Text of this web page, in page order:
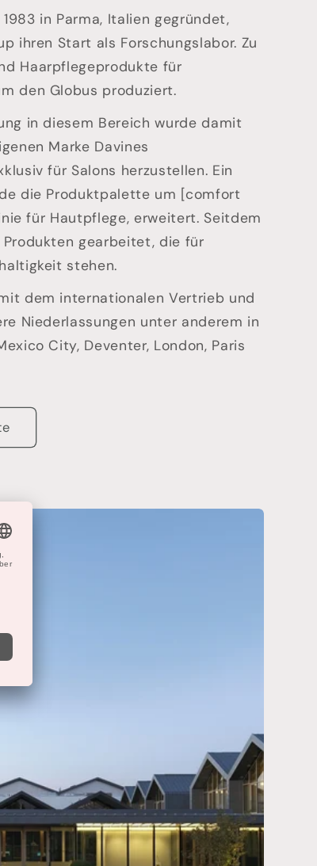
in Parma, Italien gegründet,
ihren Start als Forschungslabor. Zu
Haarpflegeprodukte für
den Globus produziert.
in diesem Bereich wurde damit
Marke Davines
für Salons herzustellen. Ein
die Produktpalette um [comfort
für Hautpflege, erweitert. Seitdem
gearbeitet, die für
stehen.
dem internationalen Vertrieb und
Niederlassungen unter anderem in
City, Deventer, London, Paris